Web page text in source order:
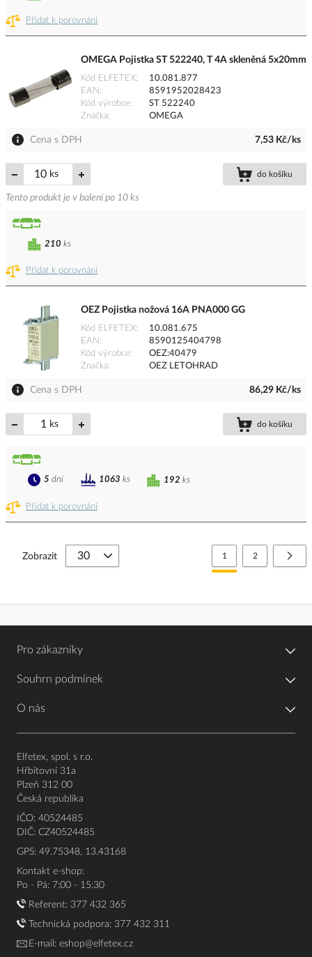
Přidat k porovnání
OMEGA Pojistka ST 522240, T 4A skleněná 5x20mm
Kód ELFETEX
10.081.877
EAN
8591952028423
Kód výrobce
ST 522240
Značka
OMEGA
Cena s DPH 7,53 Kč/ks
ks do košíku
Tento produkt je v balení po 10 ks
Přidat k porovnání
210 ks
OEZ Pojistka nožová 16A PNA000 GG
Kód ELFETEX
10.081.675
EAN
8590125404798
Kód výrobce
OEZ:40479
Značka
OEZ LETOHRAD
Cena s DPH 86,29 Kč/ks
ks do košíku
Přidat k porovnání
192 ks
5 dní 1063 ks
Stránka
Právě si prohlížíte
1 Stránka
2
Zobrazit
Pro zákazníky
Souhrn podmínek
O nás
Elfetex, spol. s r.o.
Hřbitovní 31a
Plzeň 312 00
Česká republika
IČO: 40524485
DIČ: CZ40524485
GPS: 49.75348, 13.43168
Kontakt e-shop:
Po - Pá: 7:00 - 15:30
Referent: 377 432 365
Technická podpora: 377 432 311
E-mail: eshop@elfetex.cz